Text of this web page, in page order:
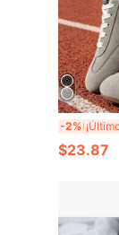
-2%
$23.87